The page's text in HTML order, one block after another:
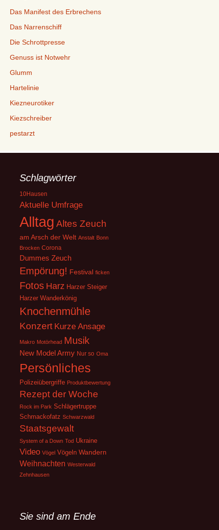
Das Manifest des Erbrechens
Das Narrenschiff
Die Schrottpresse
Genuss ist Notwehr
Glumm
Hartelinie
Kiezneurotiker
Kiezschreiber
pestarzt
Schlagwörter
10Hausen
Aktuelle Umfrage
Alltag Altes Zeuch
am Arsch der Welt Anstalt Bonn
Brocken Corona
Dummes Zeuch
Empörung! Festival ficken
Fotos Harz Harzer Steiger
Harzer Wanderkönig
Knochenmühle
Konzert Kurze Ansage
Makro Motörhead Musik
New Model Army Nur so Oma
Persönliches
Polizeiübergriffe Produktbewertung
Rezept der Woche
Rock im Park Schlägertruppe
Schmackofatz Schwarzwald
Staatsgewalt
System of a Down Tod Ukraine
Video Vögel Vögeln Wandern
Weihnachten Westerwald
Zehnhausen
Sie sind am Ende